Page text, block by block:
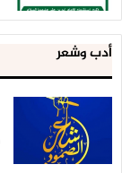
أدب وشعر